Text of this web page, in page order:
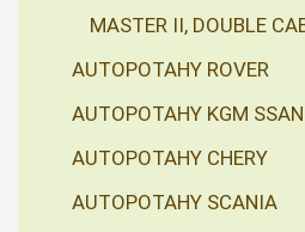
MASTER II, DOUBLE
AUTOPOTAHY ROVER
AUTOPOTAHY KGM
AUTOPOTAHY CHERY
AUTOPOTAHY SCANIA